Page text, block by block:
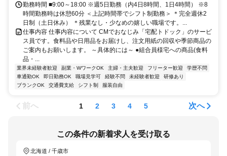
勤務時間 ■9:00～18:00 ※週5日勤務（内4日8時間、1日4時間） ※8
時間勤務時は休憩60分 ＜上記時間帯でシフト制勤務＞ ＊完全週休2
日制（土日休み） ＊残業なし・少なめの嬉しい職場です。...
仕事内容 仕事内容について CMでおなじみ「宅配トドック」のサービ
ス員です。食料品や日用品をお届けし、注文用紙の回収や季節商品の
ご案内もお願いします。 ～具体的には～ ●組合員様宅への商品(食料
品・...
業界未経験者歓迎 副業・WワークOK 主婦・主夫歓迎 フリーター歓迎
学歴不問
車通勤OK
即日勤務OK 職場見学可 経験不問 未経験者歓迎
研修あり
ブランクOK
交通費支給 シフト制 服装自由
前へ 1 2 3 4 5 次へ
この条件の新着求人を受け取る
北海道 / 千歳市